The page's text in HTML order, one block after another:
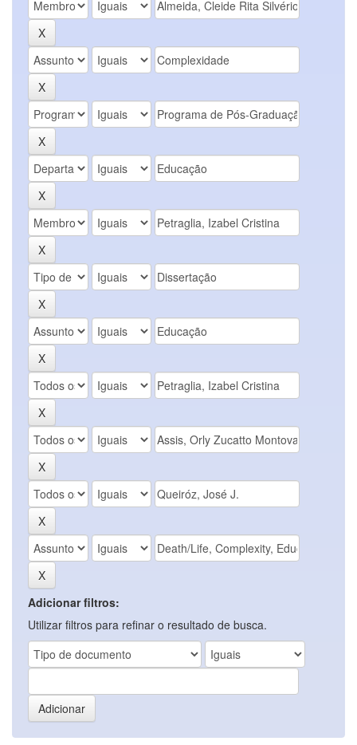
Adicionar filtros:
Utilizar filtros para refinar o resultado de busca.